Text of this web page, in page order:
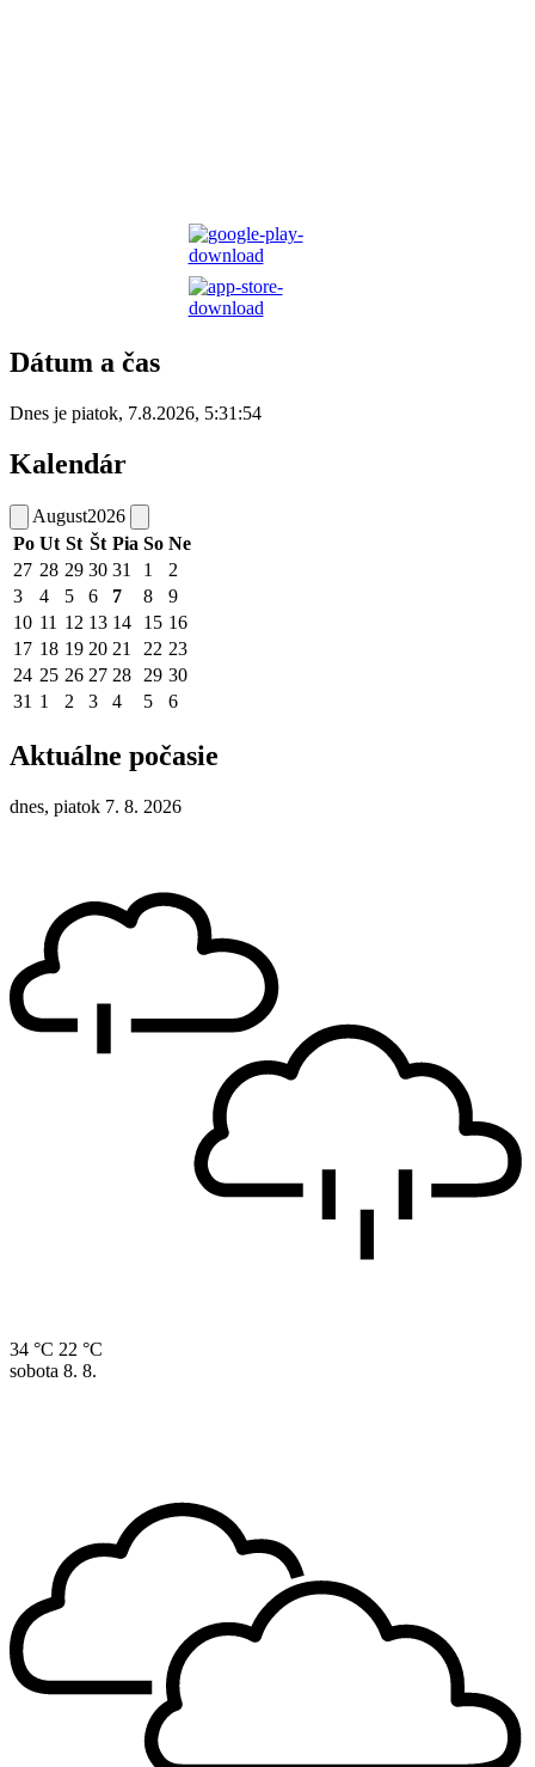
Dátum a čas
Dnes je piatok, 7.8.2026, 5:31:54
Kalendár
August2026
Po Ut St Št Pia So Ne
27 28 29 30 31 1
2
3
4 5 6 7 8
9
10 11 12 13 14 15 16
17 18 19 20 21 22 23
24 25 26 27 28 29 30
31 1 2 3 4 5 6
Aktuálne počasie
dnes, piatok 7. 8. 2026
34 °C 22 °C
sobota 8. 8.